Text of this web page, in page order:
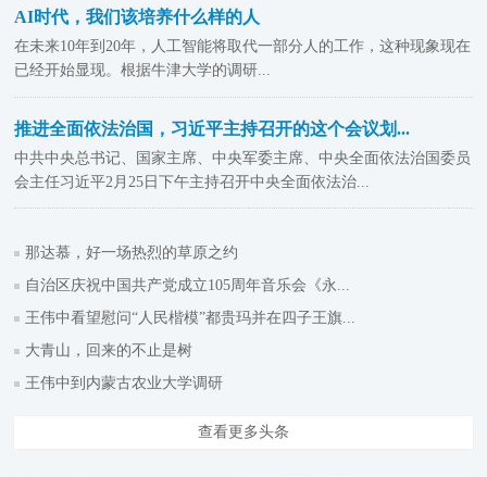
AI时代，我们该培养什么样的人
在未来10年到20年，人工智能将取代一部分人的工作，这种现象现在
已经开始显现。根据牛津大学的调研...
推进全面依法治国，习近平主持召开的这个会议划...
中共中央总书记、国家主席、中央军委主席、中央全面依法治国委员
会主任习近平2月25日下午主持召开中央全面依法治...
那达慕，好一场热烈的草原之约
自治区庆祝中国共产党成立105周年音乐会《永...
王伟中看望慰问“人民楷模”都贵玛并在四子王旗...
大青山，回来的不止是树
王伟中到内蒙古农业大学调研
查看更多头条